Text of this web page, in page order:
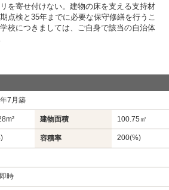
を寄せ付けない。建物の床を支える支持材
点検と35年までに必要な保守修繕を行うこ
校につきましては、ご自身で該当の自治体
7月築
建物面積 100.75㎡
容積率 200(%)
時